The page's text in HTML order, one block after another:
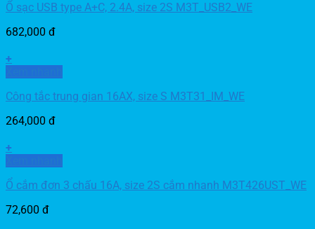
Ổ sạc USB type A+C, 2.4A, size 2S M3T_USB2_WE
682,000 đ
+
Công tắc trung gian 16AX, size S M3T31_IM_WE
264,000 đ
+
Ổ cắm đơn 3 chấu 16A, size 2S cắm nhanh M3T426UST_WE
72,600 đ